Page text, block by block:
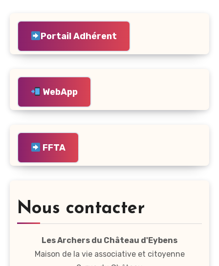
Portail Adhérent
WebApp
FFTA
Nous contacter
Les Archers du Château d'Eybens
Maison de la vie associative et citoyenne